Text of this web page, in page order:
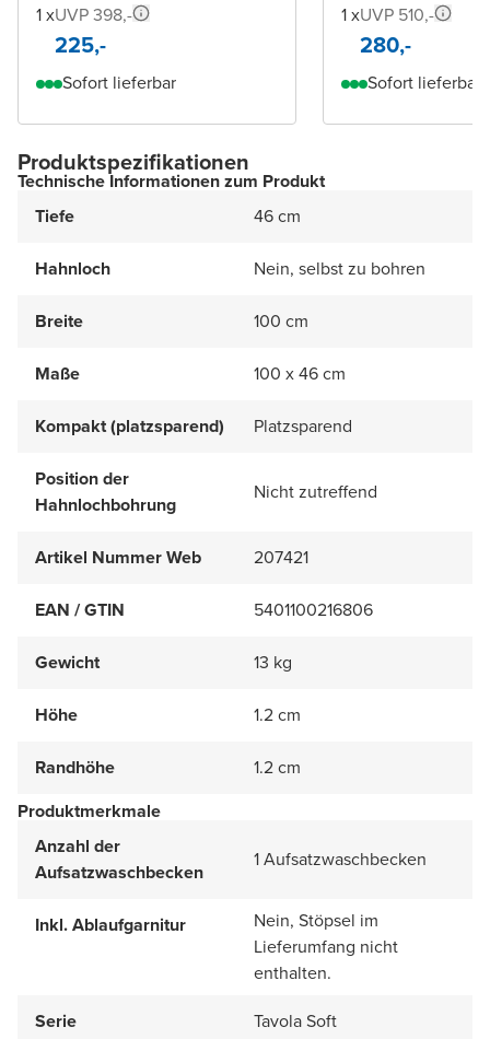
1 xUVP 398,-
225,-
Sofort lieferbar
1 xUVP 510,-
280,-
Sofort lieferbar
Produktspezifikationen
Technische Informationen zum Produkt
Tiefe
46 cm
Hahnloch Nein, selbst zu bohren
Breite 100 cm
Maße 100 x 46 cm
Kompakt (platzsparend) Platzsparend
Position der
Hahnlochbohrung
Nicht zutreffend
Artikel Nummer Web 207421
EAN / GTIN 5401100216806
Gewicht 13 kg
Höhe 1.2 cm
Randhöhe
1.2 cm
Produktmerkmale
Anzahl der
Aufsatzwaschbecken
1 Aufsatzwaschbecken
Inkl. Ablaufgarnitur
Nein, Stöpsel im
Lieferumfang nicht
enthalten.
Serie
Tavola Soft